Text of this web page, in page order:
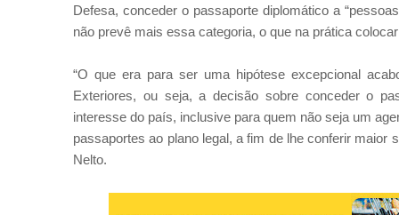
Defesa, conceder o passaporte diplomático a
não prevê mais essa categoria, o que na prática
“O que era para ser uma hipótese excepcional
Exteriores, ou seja, a decisão sobre conceder o
interesse do país, inclusive para quem não seja um
passaportes ao plano legal, a fim de lhe conferir maior
Nelto.